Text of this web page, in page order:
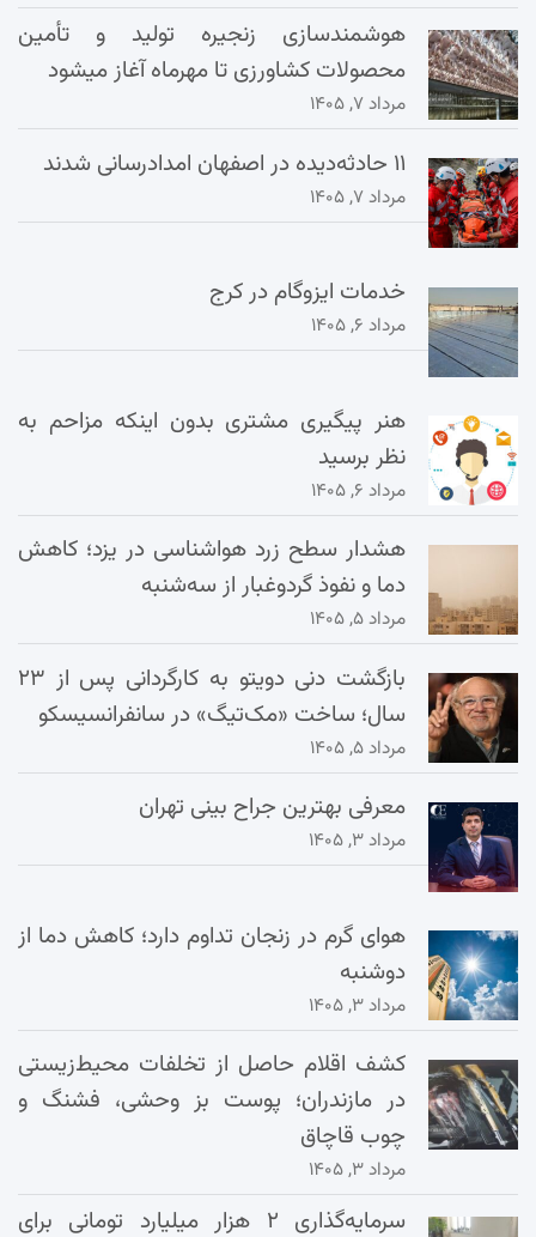
هوشمندسازی زنجیره تولید و تأمین
محصولات کشاورزی تا مهرماه آغاز میشود
مرداد ۷, ۱۴۰۵
۱۱ حادثه‌دیده در اصفهان امدادرسانی شدند
مرداد ۷, ۱۴۰۵
خدمات ایزوگام در کرج
مرداد ۶, ۱۴۰۵
هنر پیگیری مشتری بدون اینکه مزاحم به
نظر برسید
مرداد ۶, ۱۴۰۵
هشدار سطح زرد هواشناسی در یزد؛ کاهش
دما و نفوذ گردوغبار از سه‌شنبه
مرداد ۵, ۱۴۰۵
بازگشت دنی دویتو به کارگردانی پس از ۲۳
سال؛ ساخت «مک‌تیگ» در سانفرانسیسکو
مرداد ۵, ۱۴۰۵
معرفی بهترین جراح بینی تهران
مرداد ۳, ۱۴۰۵
هوای گرم در زنجان تداوم دارد؛ کاهش دما از
دوشنبه
مرداد ۳, ۱۴۰۵
کشف اقلام حاصل از تخلفات محیط‌زیستی
در مازندران؛ پوست بز وحشی، فشنگ و
چوب قاچاق
مرداد ۳, ۱۴۰۵
سرمایه‌گذاری ۲ هزار میلیارد تومانی برای